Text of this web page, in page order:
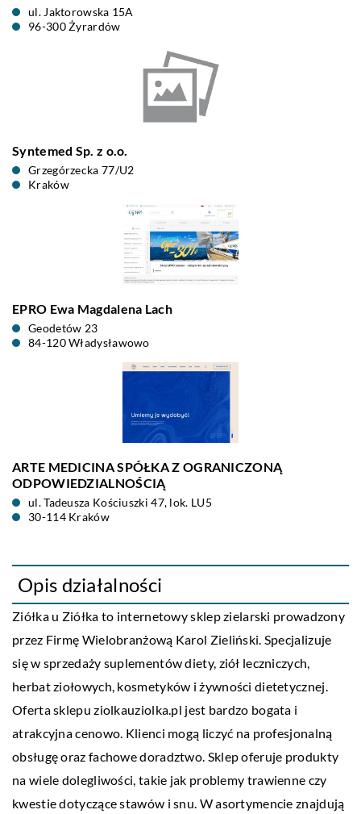
ul. Jaktorowska 15A
96-300 Żyrardów
Syntemed Sp. z o.o.
Grzegórzecka 77/U2
Kraków
EPRO Ewa Magdalena Lach
Geodetów 23
84-120 Władysławowo
ARTE MEDICINA SPÓŁKA Z OGRANICZONĄ
ODPOWIEDZIALNOŚCIĄ
ul. Tadeusza Kościuszki 47, lok. LU5
30-114 Kraków
Opis działalności
Ziółka u Ziółka to internetowy sklep zielarski prowadzony
przez Firmę Wielobranżową Karol Zieliński. Specjalizuje
się w sprzedaży suplementów diety, ziół leczniczych,
herbat ziołowych, kosmetyków i żywności dietetycznej.
Oferta sklepu ziolkauziolka.pl jest bardzo bogata i
atrakcyjna cenowo. Klienci mogą liczyć na profesjonalną
obsługę oraz fachowe doradztwo. Sklep oferuje produkty
na wiele dolegliwości, takie jak problemy trawienne czy
kwestie dotyczące stawów i snu. W asortymencie znajdują